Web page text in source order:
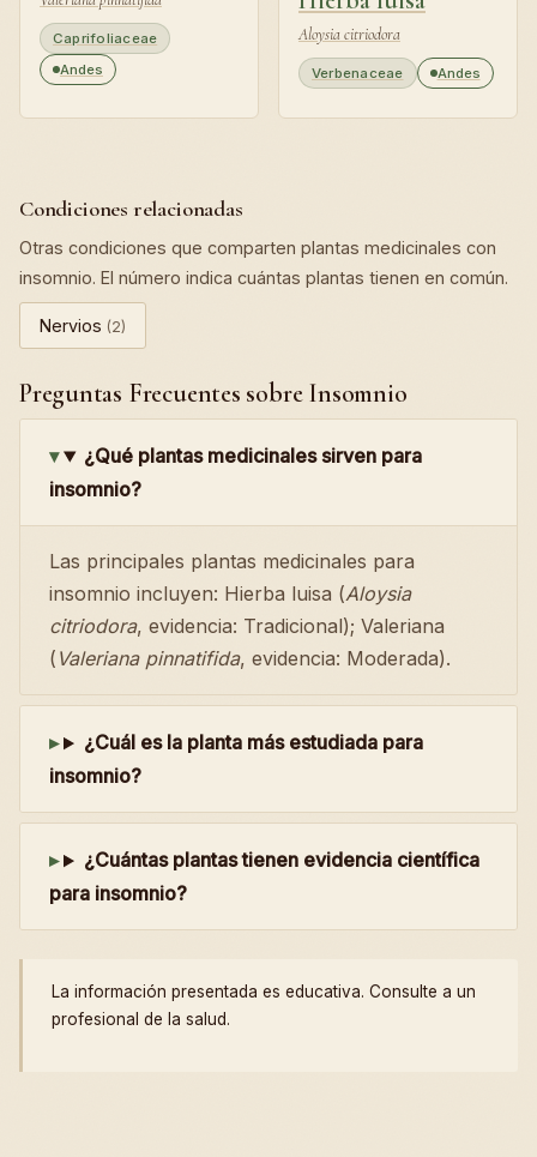
Caprifoliaceae
Andes
Aloysia citriodora
Verbenaceae Andes
Condiciones relacionadas
Otras condiciones que comparten plantas medicinales con
insomnio. El número indica cuántas plantas tienen en común.
Nervios (2)
Preguntas Frecuentes sobre Insomnio
¿Qué plantas medicinales sirven para
insomnio?
Las principales plantas medicinales para
insomnio incluyen: Hierba luisa (Aloysia
citriodora, evidencia: Tradicional); Valeriana
( Valeriana pinnatifida, evidencia: Moderada).
¿Cuál es la planta más estudiada para
insomnio?
¿Cuántas plantas tienen evidencia científica
para insomnio?
La información presentada es educativa. Consulte a un
profesional de la salud.